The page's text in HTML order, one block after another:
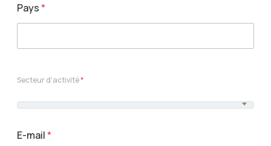
Pays*
Secteur d'activité*
E-mail*